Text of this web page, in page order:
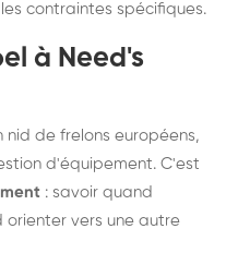
contraintes spécifiques.
à Need's
nid de frelons européens,
d'équipement. C'est
: savoir quand
orienter vers une autre